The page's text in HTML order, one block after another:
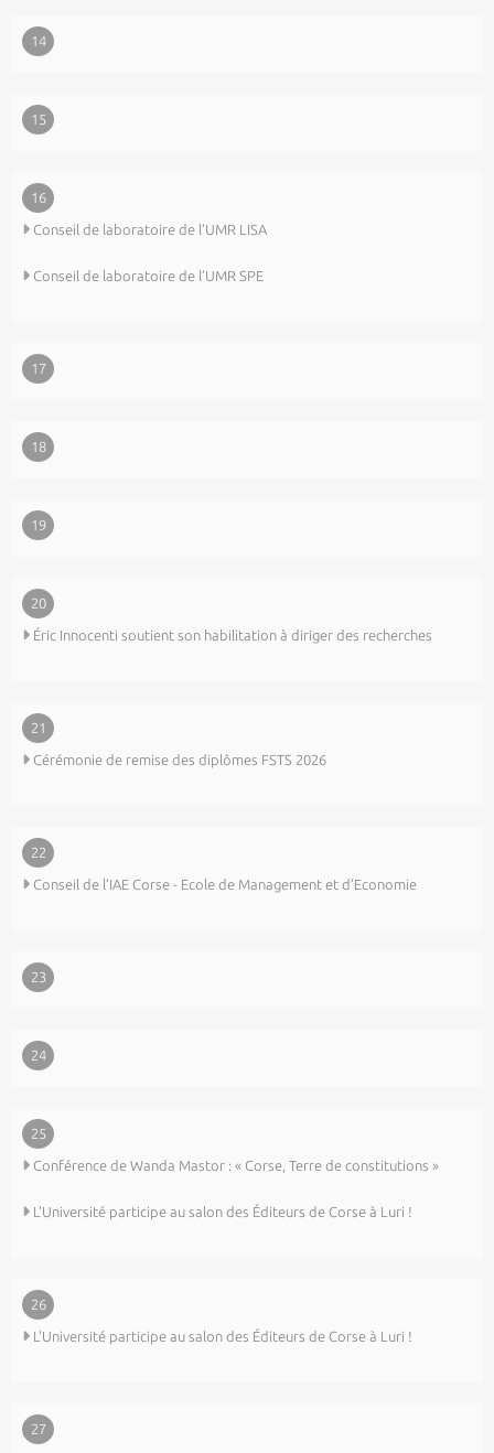
14
15
16
Conseil de laboratoire de l’UMR LISA
Conseil de laboratoire de l’UMR SPE
17
18
19
20
Éric Innocenti soutient son habilitation à diriger des recherches
21
Cérémonie de remise des diplômes FSTS 2026
22
Conseil de l’IAE Corse - Ecole de Management et d’Economie
23
24
25
Conférence de Wanda Mastor : « Corse, Terre de constitutions »
L'Université participe au salon des Éditeurs de Corse à Luri !
26
L'Université participe au salon des Éditeurs de Corse à Luri !
27